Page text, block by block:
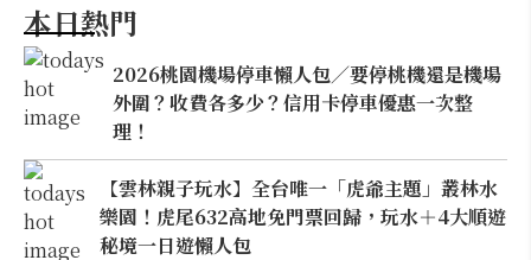
本日熱門
2026桃園機場停車懶人包／要停桃機還是機場
外圍？收費各多少？信用卡停車優惠一次整
理！
【雲林親子玩水】全台唯一「虎爺主題」叢林水
樂園！虎尾632高地免門票回歸，玩水＋4大順遊
秘境一日遊懶人包